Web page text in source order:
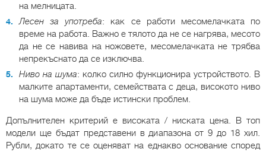
на мелницата.
Лесен за употреба: как се работи месомелачката по
време на работа. Важно е тялото да не се нагрява, месото
да не се навива на ножовете, месомелачката не трябва
непрекъснато да се изключва.
Ниво на шума: колко силно функционира устройството. В
малките апартаменти, семействата с деца, високото ниво
на шума може да бъде истински проблем.
Допълнителен критерий е високата / ниската цена. В топ
модели ще бъдат представени в диапазона от 9 до 18 хил.
Рубли, докато те се оценяват на еднакво основание според